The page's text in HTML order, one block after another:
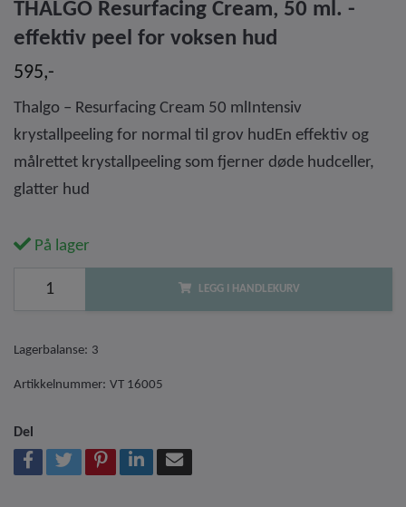
THALGO Resurfacing Cream, 50 ml. -
effektiv peel for voksen hud
595,-
Thalgo – Resurfacing Cream 50 mlIntensiv
krystallpeeling for normal til grov hudEn effektiv og
målrettet krystallpeeling som fjerner døde hudceller,
glatter hud
På lager
LEGG I HANDLEKURV
Lagerbalanse: 3
Artikkelnummer: VT 16005
Del